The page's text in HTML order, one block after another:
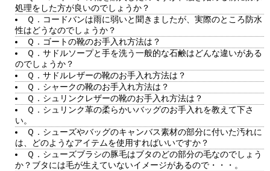
処理をした方が良いのでしょうか？
Ｑ．コードバンは雨に弱いと聞きましたが、実際のところ防水
性はどうなのでしょうか？
Ｑ．ゴートの靴のお手入れ方法は？
Ｑ．サドルソープと手を洗う一般的な石鹸はどんな違いがある
のでしょうか？
Ｑ．サドルレザーの靴のお手入れ方法は？
Ｑ．シャークの靴のお手入れ方法は？
Ｑ．シュリンクレザーの靴のお手入れ方法は？
Ｑ．シュリンク革の柔らかいバッグのお手入れを教えて下さ
い。
Ｑ．シューズやバッグのキャンバス素材の部分に付いた汚れに
は、どのようなアイテムを使用すればいいですか？
Ｑ．シューズブラシの豚毛はブタのどの部分の毛なのでしょう
か？ブタには毛が生えていないイメージがあるので・・・。